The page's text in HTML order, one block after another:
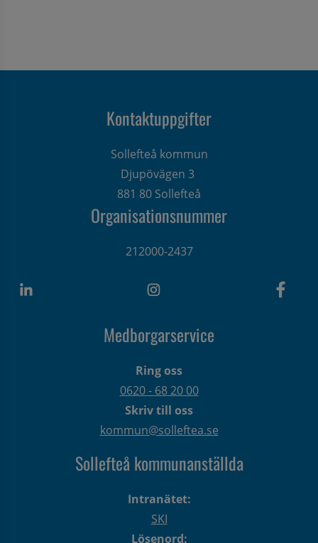
Kontaktuppgifter
Sollefteå kommun
Djupövägen 3
881 80 Sollefteå
Organisationsnummer
212000-2437
Medborgarservice
Ring oss
0620 - 68 20 00
Skriv till oss
kommun@solleftea.se
Sollefteå kommunanställda
Intranätet:
SKI
Lösenord: